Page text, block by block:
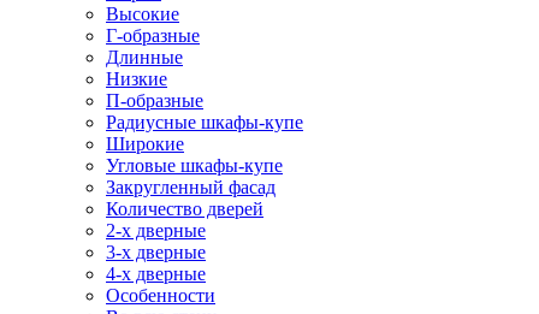
Высокие
Г-образные
Длинные
Низкие
П-образные
Радиусные шкафы-купе
Широкие
Угловые шкафы-купе
Закругленный фасад
Количество дверей
2-х дверные
3-х дверные
4-х дверные
Особенности